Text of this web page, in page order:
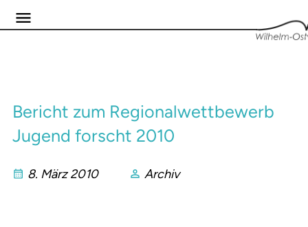
Bericht zum Regionalwettbewerb
Jugend forscht 2010
8. März 2010 Archiv